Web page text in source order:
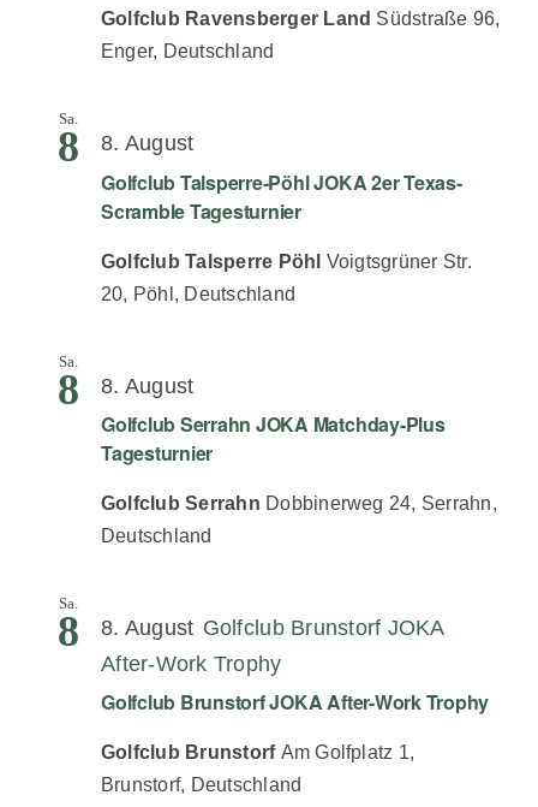
Golfclub Ravensberger Land Südstraße 96,
Enger, Deutschland
Sa.
8 8. August
Golfclub Talsperre-Pöhl JOKA 2er Texas-
Scramble Tagesturnier
Golfclub Talsperre Pöhl Voigtsgrüner Str.
20, Pöhl, Deutschland
Sa.
8 8. August
Golfclub Serrahn JOKA Matchday-Plus
Tagesturnier
Golfclub Serrahn Dobbinerweg 24, Serrahn,
Deutschland
Sa.
8 8. August Golfclub Brunstorf JOKA
After-Work Trophy
Golfclub Brunstorf JOKA After-Work Trophy
Golfclub Brunstorf Am Golfplatz 1,
Brunstorf, Deutschland